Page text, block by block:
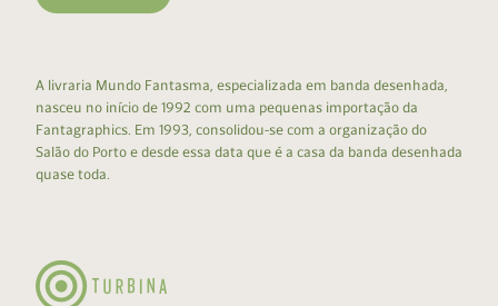
A livraria Mundo Fantasma, especializada em banda desenhada,
nasceu no início de 1992 com uma pequenas importação da
Fantagraphics. Em 1993, consolidou-se com a organização do
Salão do Porto e desde essa data que é a casa da banda desenhada
quase toda.